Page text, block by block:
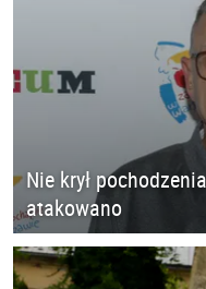
Nie krył
atakowano